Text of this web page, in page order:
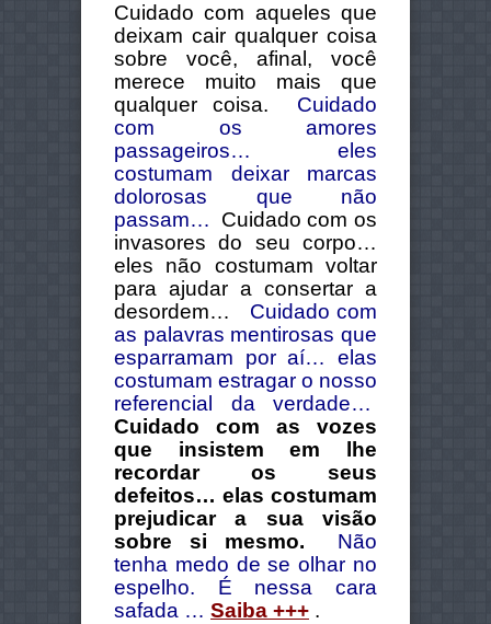
Cuidado com aqueles que
deixam cair qualquer coisa
sobre você, afinal, você
merece muito mais que
qualquer coisa.
Cuidado
com os amores
passageiros… eles
costumam deixar marcas
dolorosas que não
passam…
Cuidado com os
invasores do seu corpo…
eles não costumam voltar
para ajudar a consertar a
desordem…
Cuidado com
as palavras mentirosas que
esparramam por aí… elas
costumam estragar o nosso
referencial da verdade…
Cuidado com as vozes
que insistem em lhe
recordar os seus
defeitos… elas costumam
prejudicar a sua visão
sobre si mesmo.
Não
tenha medo de se olhar no
espelho. É nessa cara
safada … Saiba +++ .